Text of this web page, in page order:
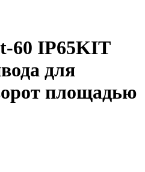
60 IP65KIT
для
площадью